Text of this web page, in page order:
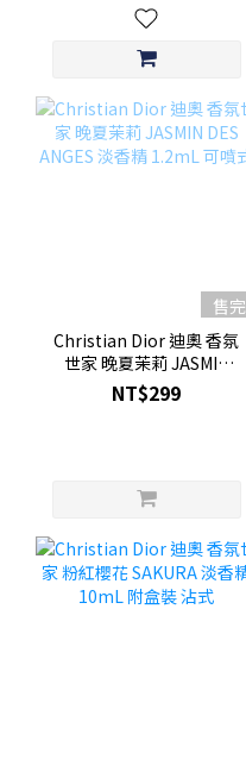
售完
Christian Dior 迪奧 香氛
世家 晚夏茉莉 JASMIN
DES ANGES 淡香精 1.2mL
可噴式
NT$299